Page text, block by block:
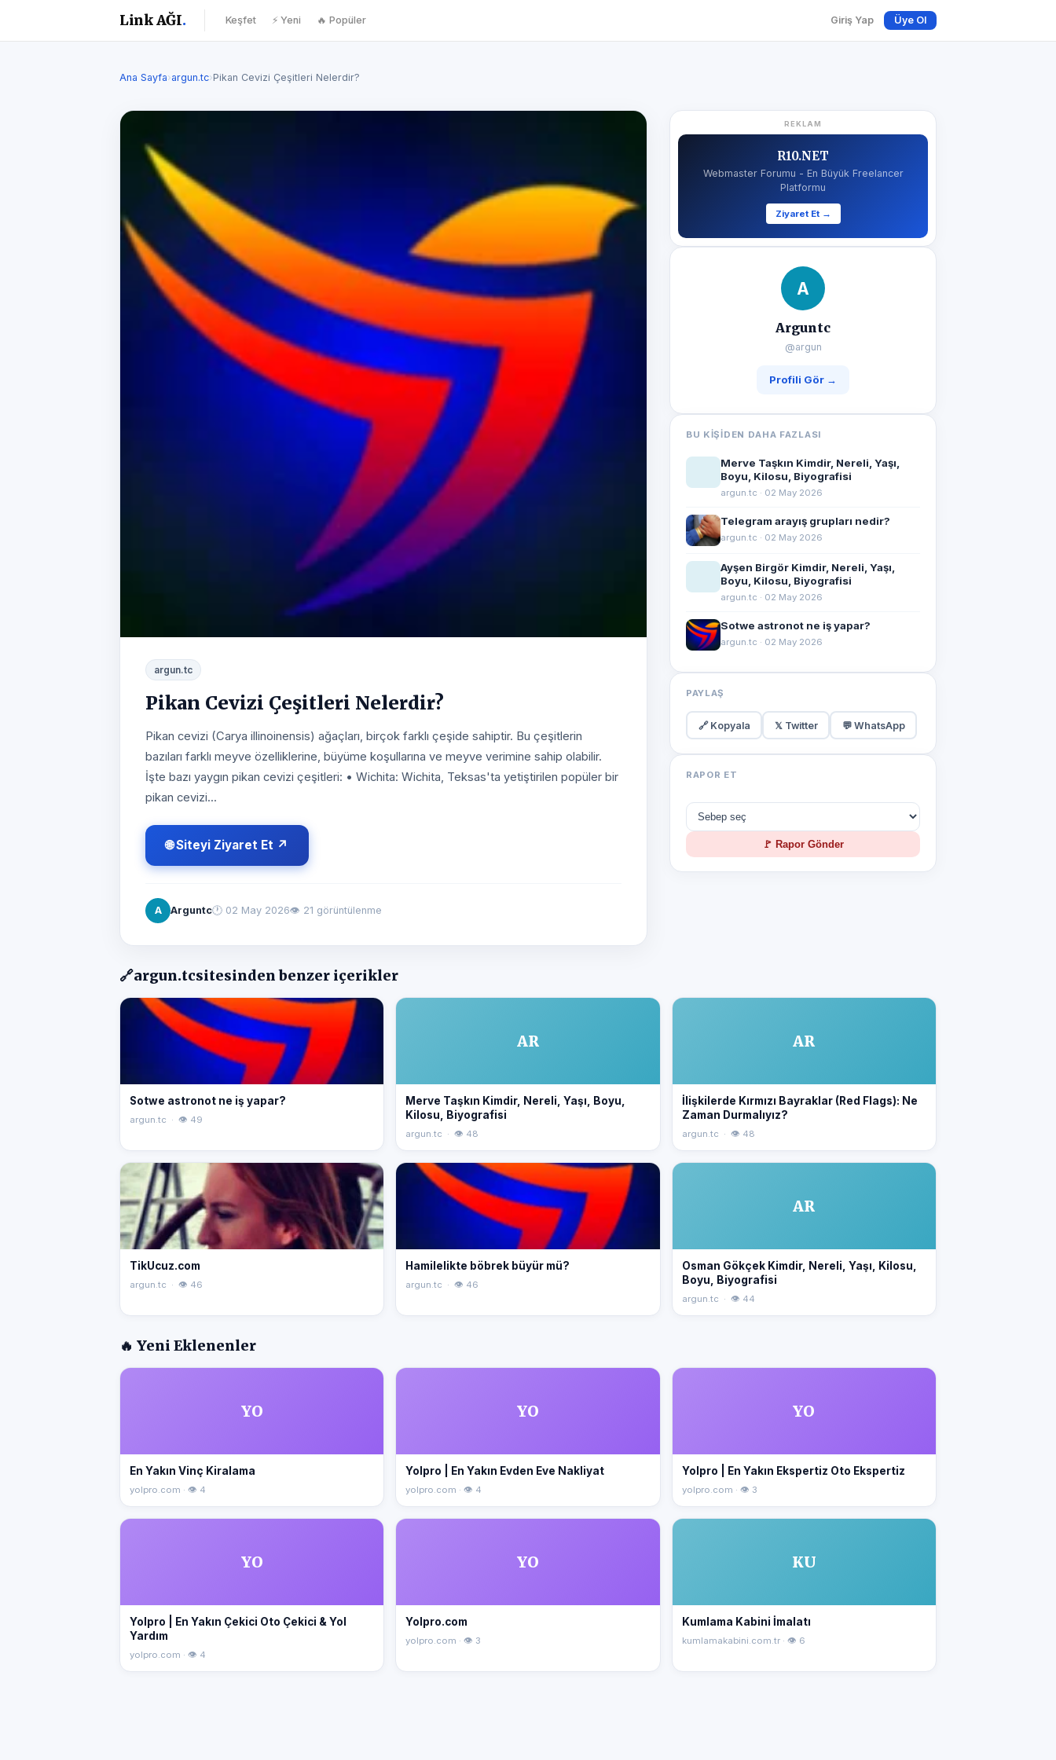
Link AĞI. Keşfet ⚡ Yeni 🔥 Popüler Giriş Yap Üye Ol
Ana Sayfa›argun.tc›Pikan Cevizi Çeşitleri Nelerdir?
argun.tc
Pikan Cevizi Çeşitleri Nelerdir?
Pikan cevizi (Carya illinoinensis) ağaçları, birçok farklı çeşide sahiptir. Bu çeşitlerin
bazıları farklı meyve özelliklerine, büyüme koşullarına ve meyve verimine sahip olabilir.
İşte bazı yaygın pikan cevizi çeşitleri: • Wichita: Wichita, Teksas'ta yetiştirilen popüler bir
pikan cevizi...
🌐 Siteyi Ziyaret Et ↗
A Arguntc🕐 02 May 2026👁 21 görüntülenme
REKLAM
R10.NET
Webmaster Forumu - En Büyük Freelancer
Platformu
Ziyaret Et →
A
Arguntc
@argun
Profili Gör →
BU KIŞIDEN DAHA FAZLASI
Merve Taşkın Kimdir, Nereli, Yaşı,
Boyu, Kilosu, Biyografisi
argun.tc · 02 May 2026
Telegram arayış grupları nedir?
argun.tc · 02 May 2026
Ayşen Birgör Kimdir, Nereli, Yaşı,
Boyu, Kilosu, Biyografisi
argun.tc · 02 May 2026
Sotwe astronot ne iş yapar?
argun.tc · 02 May 2026
PAYLAŞ
🔗 Kopyala 𝕏 Twitter 💬 WhatsApp
RAPOR ET
🚩 Rapor Gönder
🔗argun.tcsitesinden benzer içerikler
Sotwe astronot ne iş yapar?
argun.tc · 👁 49
AR
Merve Taşkın Kimdir, Nereli, Yaşı, Boyu,
Kilosu, Biyografisi
argun.tc · 👁 48
AR
İlişkilerde Kırmızı Bayraklar (Red Flags): Ne
Zaman Durmalıyız?
argun.tc · 👁 48
TikUcuz.com
argun.tc · 👁 46
Hamilelikte böbrek büyür mü?
argun.tc · 👁 46
AR
Osman Gökçek Kimdir, Nereli, Yaşı, Kilosu,
Boyu, Biyografisi
argun.tc · 👁 44
🔥 Yeni Eklenenler
YO
En Yakın Vinç Kiralama
yolpro.com · 👁 4
YO
Yolpro | En Yakın Evden Eve Nakliyat
yolpro.com · 👁 4
YO
Yolpro | En Yakın Ekspertiz Oto Ekspertiz
yolpro.com · 👁 3
YO
Yolpro | En Yakın Çekici Oto Çekici & Yol
Yardım
yolpro.com · 👁 4
YO
Yolpro.com
yolpro.com · 👁 3
KU
Kumlama Kabini İmalatı
kumlamakabini.com.tr · 👁 6